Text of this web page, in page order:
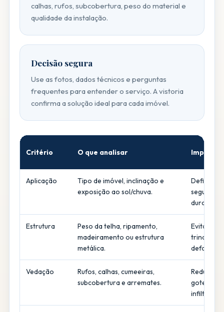
calhas, rufos, subcobertura, peso do material e
qualidade da instalação.
Decisão segura
Use as fotos, dados técnicos e perguntas
frequentes para entender o serviço. A vistoria
confirma a solução ideal para cada imóvel.
Critério O que analisar Impacto
Aplicação
Tipo de imóvel, inclinação e
exposição ao sol/chuva.
Define
Estrutura
Peso da telha, ripamento,
madeiramento ou estrutura
metálica.
Evita
trincas e
Vedação
Rufos, calhas, cumeeiras,
subcobertura e arremates.
Reduz
goteiras e